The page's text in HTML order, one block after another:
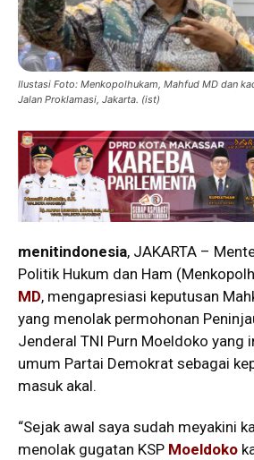
Ilustasi Foto: Menkopolhukam, Mahfud MD dan
Jalan Proklamasi, Jakarta. (ist)
menitindonesia, JAKARTA –
Politik Hukum dan Ham
MD, mengapresiasi keputusan
yang menolak permohonan
Jenderal TNI Purn Moeldoko yang
umum Partai Demokrat sebagai
masuk akal.
“Sejak awal saya sudah meyakini
menolak gugatan KSP Moeldoko